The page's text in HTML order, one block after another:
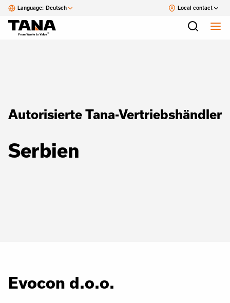
Language: Deutsch Local contact
Autorisierte Tana-Vertriebshändler
Serbien
Evocon d.o.o.